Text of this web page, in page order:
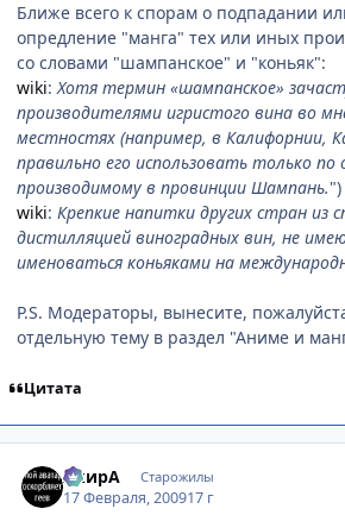
Ближе всего к спорам о подпадании
опредление "манга" тех или иных
со словами "шампанское" и "коньяк":
wiki: Хотя термин «шампанское»
производителями игристого вина во
местностях (например, в Калифорнии,
правильно его использовать только
производимому в провинции Шампань.")
wiki: Крепкие напитки других стран из
дистилляцией виноградных вин, не
именоваться коньяками на
P.S. Модераторы, вынесите,
отдельную тему в раздел "Аниме и
Цитата
АкирА Старожилы
17 Февраля, 200917 г